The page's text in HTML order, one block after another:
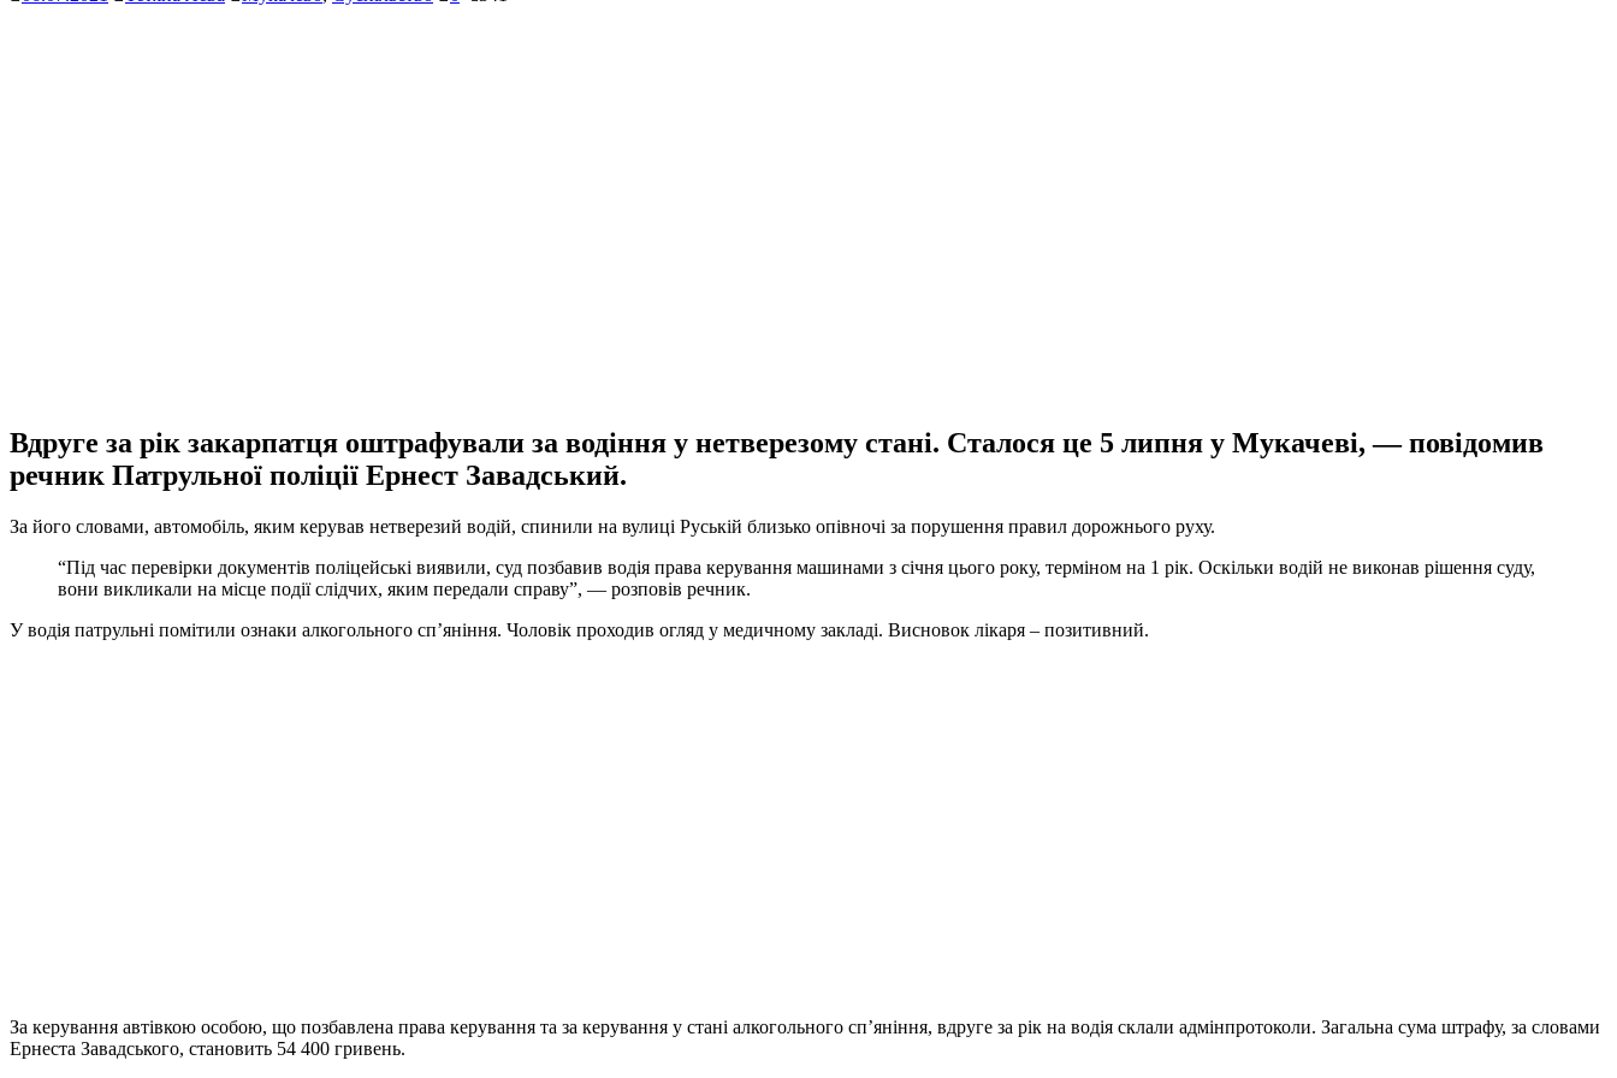
Вдруге за рік закарпатця оштрафували за водіння у нетверезому стані. Сталося це 5 липня у Мукачеві, — повідомив
речник Патрульної поліції Ернест Завадський.
За його словами, автомобіль, яким керував нетверезий водій, спинили на вулиці Руській близько опівночі за порушення правил дорожнього руху.
“Під час перевірки документів поліцейські виявили, суд позбавив водія права керування машинами з січня цього року, терміном на 1 рік. Оскільки водій не виконав рішення суду,
вони викликали на місце події слідчих, яким передали справу”, — розповів речник.
У водія патрульні помітили ознаки алкогольного сп’яніння. Чоловік проходив огляд у медичному закладі. Висновок лікаря – позитивний.
За керування автівкою особою, що позбавлена права керування та за керування у стані алкогольного сп’яніння, вдруге за рік на водія склали адмінпротоколи. Загальна сума штрафу, за словами
Ернеста Завадського, становить 54 400 гривень.